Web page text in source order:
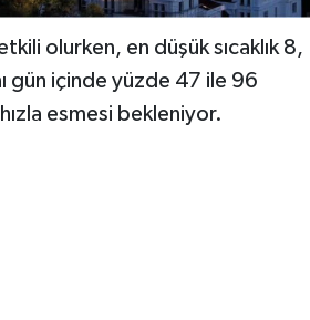
olurken, en düşük sıcaklık 8,
gün içinde yüzde 47 ile 96
esmesi bekleniyor.